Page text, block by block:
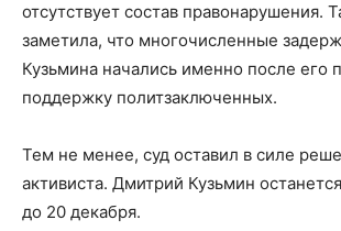
отсутствует состав правонарушения.
заметила, что многочисленные
Кузьмина начались именно после его
поддержку политзаключенных.
Тем не менее, суд оставил в силе
активиста. Дмитрий Кузьмин
до 20 декабря.